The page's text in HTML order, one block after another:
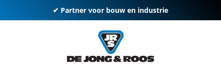
✔ Partner voor bouw en industrie